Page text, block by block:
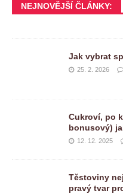
NEJNOVĚJŠÍ ČLÁNKY:
Jak vybrat
25. 2. 2026
Cukroví, po
bonusový)
12. 12. 2025
Těstoviny
pravý tvar